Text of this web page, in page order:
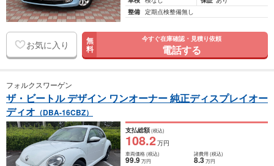
整備 定期点検整備無し
お気に入り 無
料
今すぐ在庫確認・見積り依頼
電話する
フォルクスワーゲン
ザ・ビートル デザイン ワンオーナー 純正ディスプレイオー
ディオ （DBA-16CBZ）
支払総額(税込)
108.2万円
車両価格(税込)
99.9万円
諸費用 (税込)
8.3 万円